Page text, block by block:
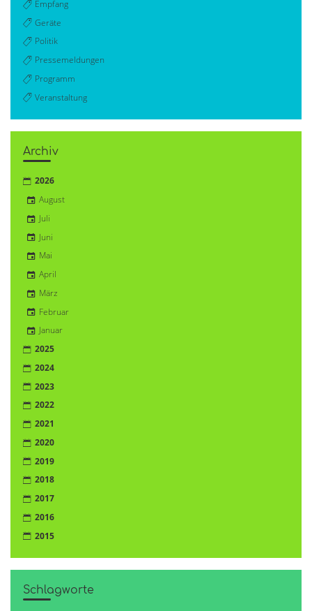
Empfang
Geräte
Politik
Pressemeldungen
Programm
Veranstaltung
Archiv
2026
August
Juli
Juni
Mai
April
März
Februar
Januar
2025
2024
2023
2022
2021
2020
2019
2018
2017
2016
2015
Schlagworte